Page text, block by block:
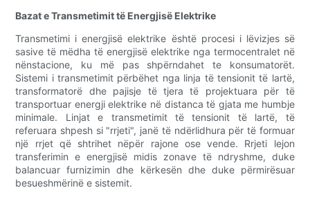
Bazat e Transmetimit të Energjisë Elektrike
Transmetimi i energjisë elektrike është procesi i lëvizjes së
sasive të mëdha të energjisë elektrike nga termocentralet në
nënstacione, ku më pas shpërndahet te konsumatorët.
Sistemi i transmetimit përbëhet nga linja të tensionit të lartë,
transformatorë dhe pajisje të tjera të projektuara për të
transportuar energji elektrike në distanca të gjata me humbje
minimale. Linjat e transmetimit të tensionit të lartë, të
referuara shpesh si "rrjeti", janë të ndërlidhura për të formuar
një rrjet që shtrihet nëpër rajone ose vende. Rrjeti lejon
transferimin e energjisë midis zonave të ndryshme, duke
balancuar furnizimin dhe kërkesën dhe duke përmirësuar
besueshmërinë e sistemit.